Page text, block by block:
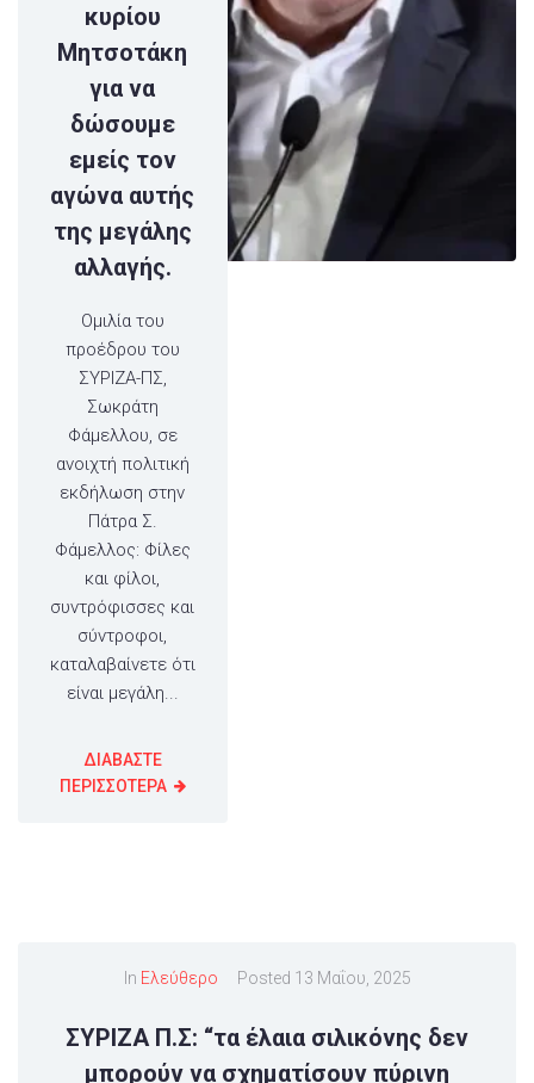
κυρίου
Μητσοτάκη
για να
δώσουμε
εμείς τον
αγώνα αυτής
της μεγάλης
αλλαγής.
Ομιλία του
προέδρου του
ΣΥΡΙΖΑ-ΠΣ,
Σωκράτη
Φάμελλου, σε
ανοιχτή πολιτική
εκδήλωση στην
Πάτρα Σ.
Φάμελλος: Φίλες
και φίλοι,
συντρόφισσες και
σύντροφοι,
καταλαβαίνετε ότι
είναι μεγάλη...
ΔΙΑΒΑΣΤΕ
ΠΕΡΙΣΣΟΤΕΡΑ
In Ελεύθερο Posted 13 Μαΐου, 2025
ΣΥΡΙΖΑ Π.Σ: “τα έλαια σιλικόνης δεν
μπορούν να σχηματίσουν πύρινη